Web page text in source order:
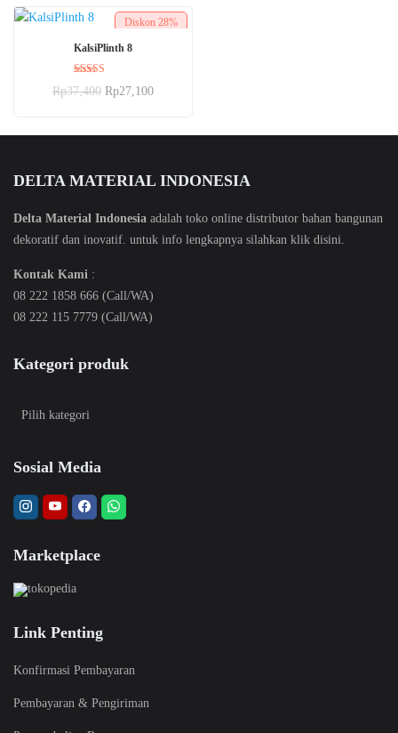
Diskon 28%
BELI SEKARANG
KalsiPlinth 8
Dinilai
5.00
Rp37,400 Rp27,100
DELTA MATERIAL INDONESIA
Delta Material Indonesia adalah toko online distributor bahan bangunan
dekoratif dan inovatif. untuk info lengkapnya silahkan klik disini.
Kontak Kami :
08 222 1858 666 (Call/WA)
08 222 115 7779 (Call/WA)
Kategori produk
Sosial Media
Marketplace
Link Penting
Konfirmasi Pembayaran
Pembayaran & Pengiriman